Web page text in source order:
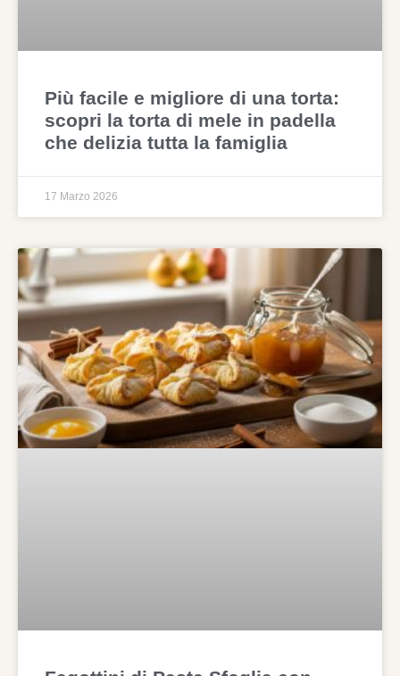
Più facile e migliore di una torta:
scopri la torta di mele in padella
che delizia tutta la famiglia
17 Marzo 2026